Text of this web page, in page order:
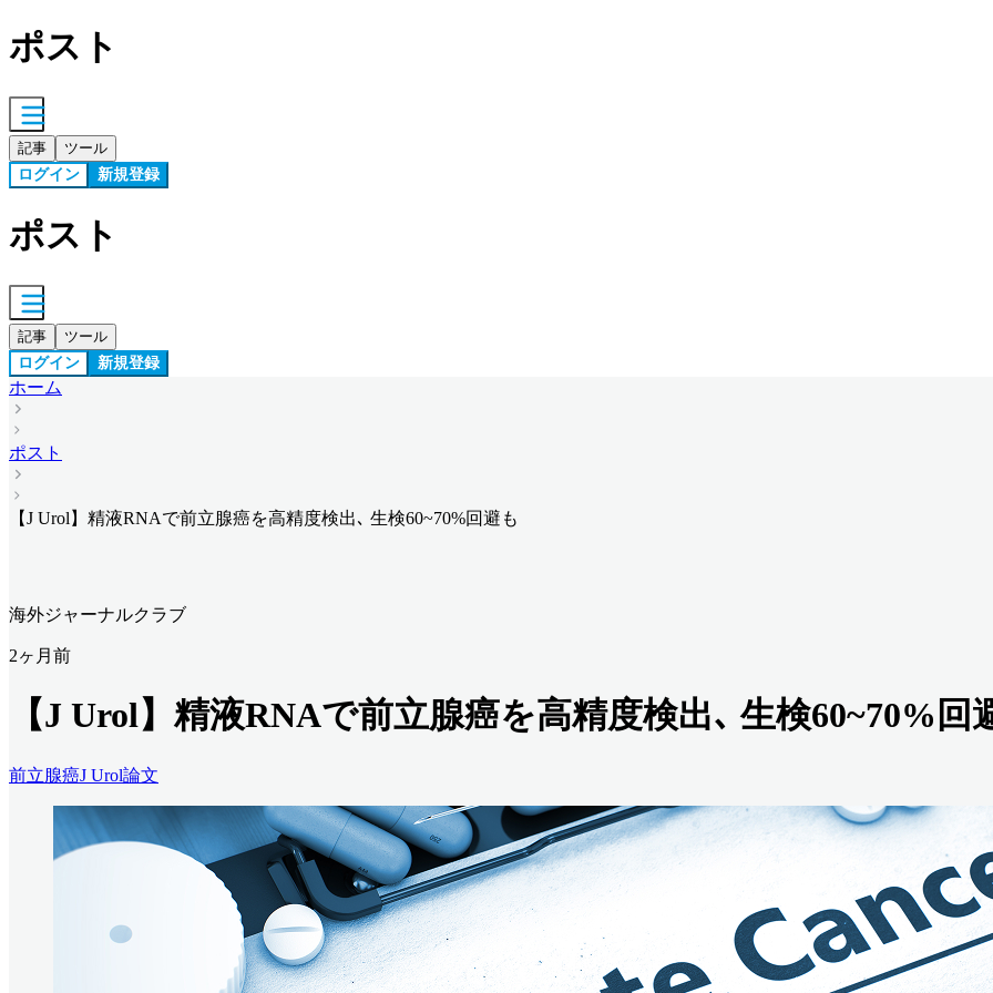
ポスト
記事 ツール
ログイン 新規登録
ポスト
記事 ツール
ログイン 新規登録
ホーム
ポスト
【J Urol】精液RNAで前立腺癌を高精度検出､ 生検60~70%回避も
海外ジャーナルクラブ
2ヶ月前
【J Urol】精液RNAで前立腺癌を高精度検出､ 生検60~70%回
前立腺癌J Urol論文